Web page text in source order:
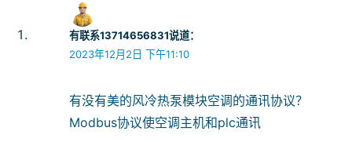
有联系13714656831说道：
2023年12月2日 下午11:10
有没有美的风冷热泵模块空调的通讯协议？
Modbus协议使空调主机和plc通讯